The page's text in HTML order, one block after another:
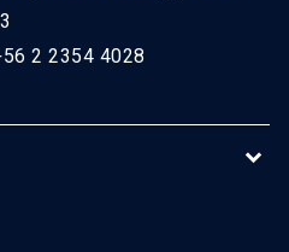
2 2354 4028